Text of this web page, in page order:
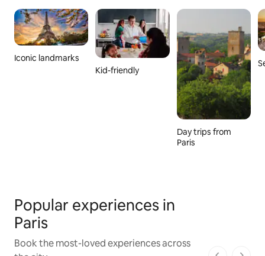
Iconic landmarks
Kid-friendly
Day trips from
Paris
Popular experiences in
Paris
Book the most-loved experiences across